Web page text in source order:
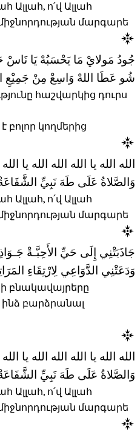
Ալլահ, ո՛վ Ալլահ
մարգարե
جُودُ مَولايْ مَا يَحْسَبُهْ يَا
شُو عَطَا اللهْ وَاسِعْ مِنْ جَمِيْعِ
հաշվարկից դուրս
բոլոր կողմերից
الله الله يا الله الله الله يا الله
وَالصَّلاةُ عَلَى طَهَ نَبِيِّ
Ալլահ, ո՛վ Ալլահ
մարգարե
جَاذَبَتْنِي إِلَى حَيِّ الأَحِبَّـةْ
وَدَعَتْنِي الدَّوَاعِي لِارْتِقَاءِ
բնակավայրերը
ինձ բարձրանալ
الله الله يا الله الله الله يا الله
وَالصَّلاةُ عَلَى طَهَ نَبِيِّ
Ալլահ, ո՛վ Ալլահ
մարգարե